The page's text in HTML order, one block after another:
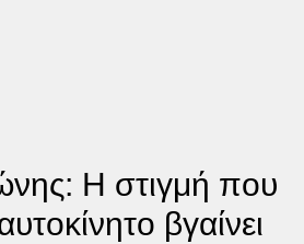
Η στιγμή που
βγαίνει